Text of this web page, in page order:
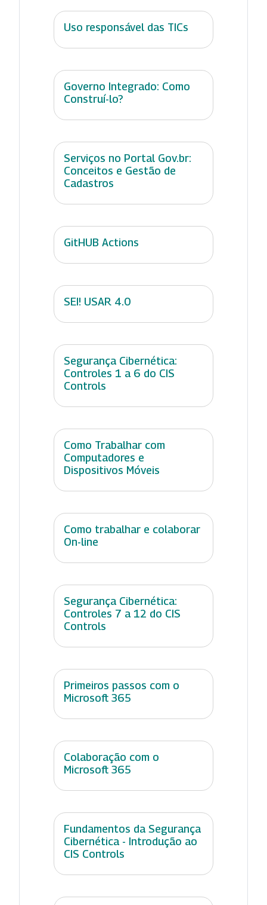
Uso responsável das TICs
Governo Integrado: Como
Construí-lo?
Serviços no Portal Gov.br:
Conceitos e Gestão de
Cadastros
GitHUB Actions
SEI! USAR 4.0
Segurança Cibernética:
Controles 1 a 6 do CIS
Controls
Como Trabalhar com
Computadores e
Dispositivos Móveis
Como trabalhar e colaborar
On-line
Segurança Cibernética:
Controles 7 a 12 do CIS
Controls
Primeiros passos com o
Microsoft 365
Colaboração com o
Microsoft 365
Fundamentos da Segurança
Cibernética - Introdução ao
CIS Controls